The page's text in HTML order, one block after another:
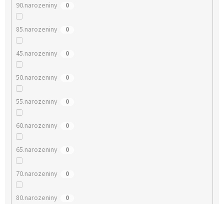
90.narozeniny 0
85.narozeniny 0
45.narozeniny 0
50.narozeniny 0
55.narozeniny 0
60.narozeniny 0
65.narozeniny 0
70.narozeniny 0
80.narozeniny 0